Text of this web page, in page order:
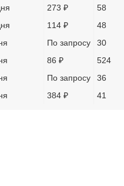
273 ₽
58
114 ₽
48
По запросу
30
86 ₽
524
По запросу
36
384 ₽ 41